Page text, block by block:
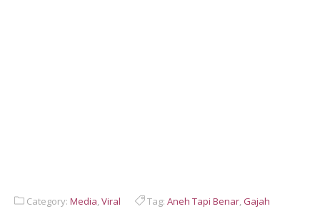
Category: Media,Viral Tag: Aneh Tapi Benar, Gajah